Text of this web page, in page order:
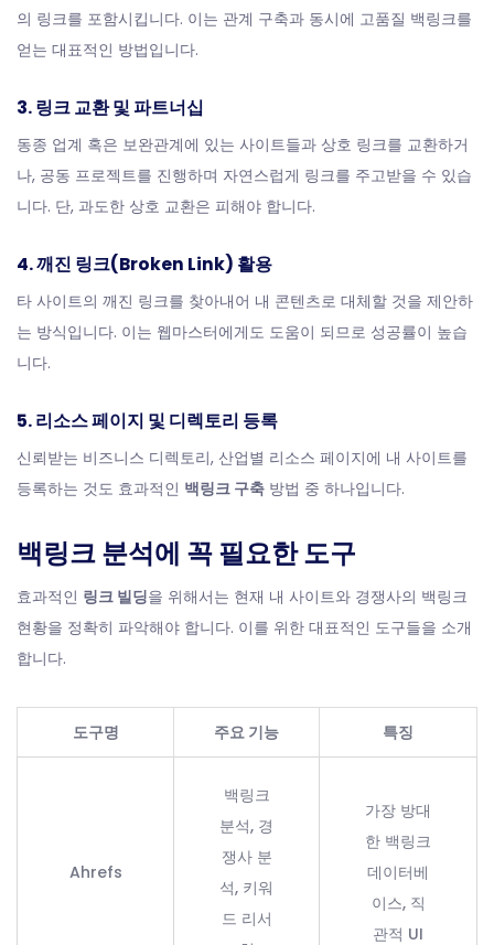
의 링크를 포함시킵니다. 이는 관계 구축과 동시에 고품질 백링크를
얻는 대표적인 방법입니다.
3. 링크 교환 및 파트너십
동종 업계 혹은 보완관계에 있는 사이트들과 상호 링크를 교환하거
나, 공동 프로젝트를 진행하며 자연스럽게 링크를 주고받을 수 있습
니다. 단, 과도한 상호 교환은 피해야 합니다.
4. 깨진 링크(Broken Link) 활용
타 사이트의 깨진 링크를 찾아내어 내 콘텐츠로 대체할 것을 제안하
는 방식입니다. 이는 웹마스터에게도 도움이 되므로 성공률이 높습
니다.
5. 리소스 페이지 및 디렉토리 등록
신뢰받는 비즈니스 디렉토리, 산업별 리소스 페이지에 내 사이트를
등록하는 것도 효과적인 백링크 구축 방법 중 하나입니다.
백링크 분석에 꼭 필요한 도구
효과적인 링크 빌딩을 위해서는 현재 내 사이트와 경쟁사의 백링크
현황을 정확히 파악해야 합니다. 이를 위한 대표적인 도구들을 소개
합니다.
도구명 주요 기능 특징
Ahrefs
백링크
분석, 경
쟁사 분
석, 키워
드 리서
가장 방대
한 백링크
데이터베
이스, 직
관적 UI